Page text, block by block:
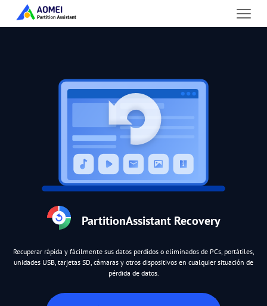
PartitionAssistant Recovery
Recuperar rápida y fácilmente sus datos perdidos o eliminados de PCs, portátiles,
unidades USB, tarjetas SD, cámaras y otros dispositivos en cualquier situación de
pérdida de datos.